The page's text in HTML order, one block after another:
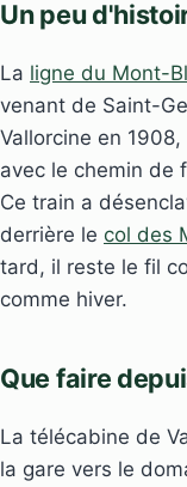
Un peu
La ligne du Mont-
venant de Saint-
Vallorcine en
avec le chemin de
Ce train a
derrière le col des
tard, il reste le fil
comme hiver.
Que faire
La télécabine de
la gare vers le